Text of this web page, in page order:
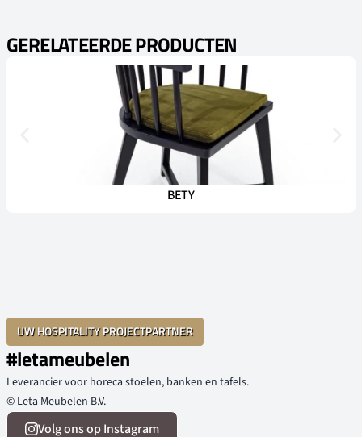
GERELATEERDE PRODUCTEN
BETY
UW HOSPITALITY PROJECTPARTNER
#letameubelen
Leverancier voor horeca stoelen, banken en tafels.
© Leta Meubelen B.V.
Volg ons op Instagram